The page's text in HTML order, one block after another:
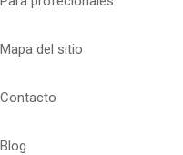
Mapa del sitio
Contacto
Blog